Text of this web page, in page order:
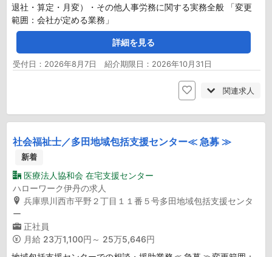
退社・算定・月変）・その他人事労務に関する実務全般 「変更
範囲：会社が定める業務」
詳細を見る
受付日：2026年8月7日 紹介期限日：2026年10月31日
関連求人
社会福祉士／多田地域包括支援センター≪ 急募 ≫
新着
医療法人協和会 在宅支援センター
ハローワーク伊丹の求人
兵庫県川西市平野２丁目１１番５号多田地域包括支援センタ
ー
正社員
月給 23万1,100円～ 25万5,646円